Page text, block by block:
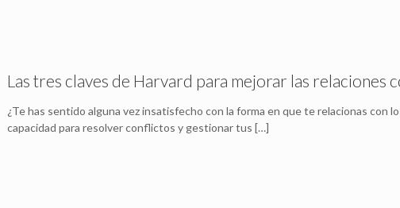
Las tres claves de Harvard para mejorar las relaciones
¿Te has sentido alguna vez insatisfecho con la forma en que te relacionas con
capacidad para resolver conflictos y gestionar tus […]